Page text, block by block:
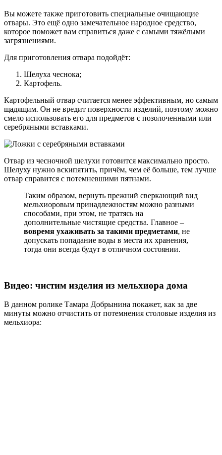
Вы можете также приготовить специальные очищающие
отвары. Это ещё одно замечательное народное средство,
которое поможет вам справиться даже с самыми тяжёлыми
загрязнениями.
Для приготовления отвара подойдёт:
Шелуха чеснока;
Картофель.
Картофельный отвар считается менее эффективным, но самым
щадящим. Он не вредит поверхности изделий, поэтому можно
смело использовать его для предметов с позолоченными или
серебряными вставками.
Отвар из чесночной шелухи готовится максимально просто.
Шелуху нужно вскипятить, причём, чем её больше, тем лучше
отвар справится с потемневшими пятнами.
Таким образом, вернуть прежний сверкающий вид
мельхиоровым принадлежностям можно разными
способами, при этом, не тратясь на
дополнительные чистящие средства. Главное –
вовремя ухаживать за такими предметами, не
допускать попадание воды в места их хранения,
тогда они всегда будут в отличном состоянии.
Видео: чистим изделия из мельхиора дома
В данном ролике Тамара Добрынина покажет, как за две
минуты можно отчистить от потемнения столовые изделия из
мельхиора: